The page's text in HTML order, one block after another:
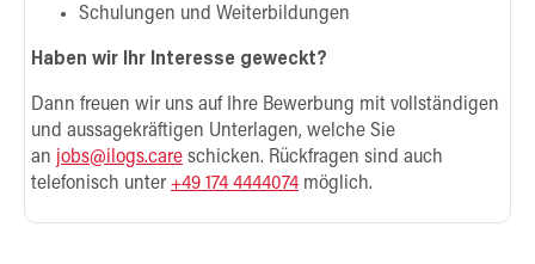
Schulungen und Weiterbildungen
Haben wir Ihr Interesse geweckt?
Dann freuen wir uns auf Ihre Bewerbung mit vollständigen
und aussagekräftigen Unterlagen, welche Sie
an jobs@ilogs.care schicken. Rückfragen sind auch
telefonisch unter +49 174 4444074 möglich.